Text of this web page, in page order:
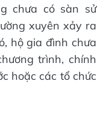
chưa có sàn sử
xuyên xảy ra
hộ gia đình chưa
trình, chính
hoặc các tổ chức